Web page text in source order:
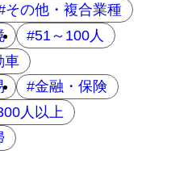
その他・複合業種
51～100人
車
金融・保険
人以上